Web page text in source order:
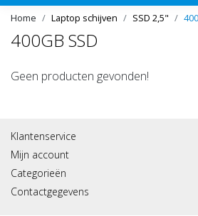
Home Laptop schijven SSD 2,5"
400GB SSD
Geen producten gevonden!
Klantenservice
Mijn account
Categorieën
Contactgegevens